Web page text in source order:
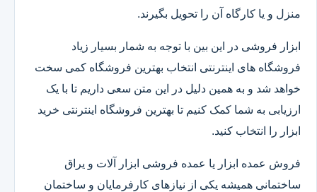
منزل و یا کارگاه آن را تحویل بگیرند.
ابزار فروشی در این بین با توجه به شمار بسیار زیاد
فروشگاه های اینترنتی انتخاب بهترین فروشگاه کمی سخت
خواهد شد و به همین دلیل در این متن سعی داریم تا با یک
ارزیابی به شما کمک کنیم تا بهترین فروشگاه اینترنتی خرید
ابزار را انتخاب کنید.
فروش عمده ابزار یا عمده فروشی ابزار آلات و یراق
ساختمانی همیشه یکی از نیازهای کارفرمایان و ساختمان